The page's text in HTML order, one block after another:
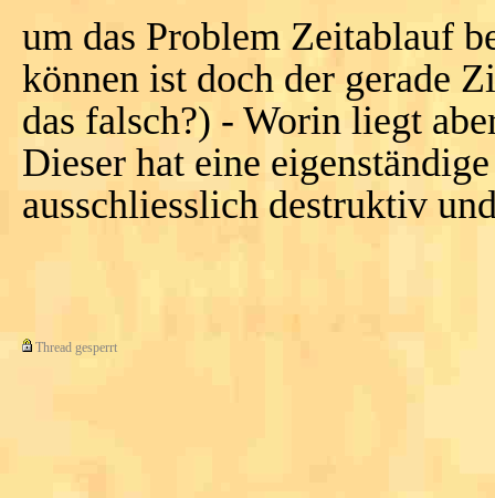
um das Problem Zeitablauf
können ist doch der gerade
das falsch?) - Worin liegt
Dieser hat eine
ausschliesslich destruktiv
Thread gesperrt